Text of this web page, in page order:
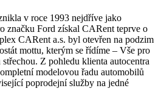
v roce 1993 nejdříve jako
značku Ford získal CARent teprve o
CARent a.s. byl otevřen na podzim
mottu, kterým se řídíme – Vše pro
Z pohledu klienta autocentra
modelovou řadu automobilů
poprodejní služby na jedné